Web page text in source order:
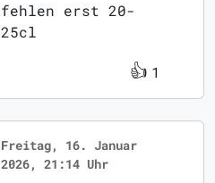
fehlen erst 20-
25cl
👍 1
Freitag, 16. Januar
2026, 21:14 Uhr